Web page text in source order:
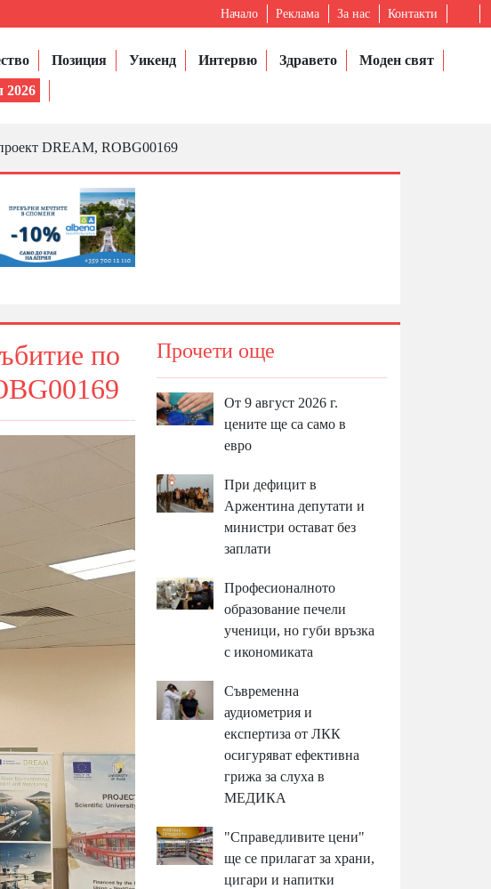
Начало Реклама За нас Контакти
Позиция Уикенд Интервю Здравето
Моден свят
2026
DREAM, ROBG00169
по
Прочети още
От 9 август 2026 г.
цените ще са само в
евро
При дефицит в
Аржентина депутати и
министри остават без
заплати
Професионалното
образование печели
ученици, но губи връзка
с икономиката
Съвременна
аудиометрия и
експертиза от ЛКК
осигуряват ефективна
грижа за слуха в
МЕДИКА
"Справедливите цени"
ще се прилагат за храни,
цигари и напитки